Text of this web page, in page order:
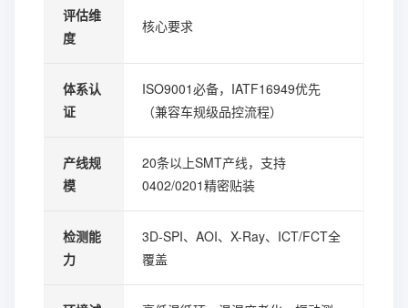
评估维
度
核心要求
体系认
证
ISO9001必备，IATF16949优先
（兼容车规级品控流程）
产线规
模
20条以上SMT产线，支持
0402/0201精密贴装
检测能
力
3D-SPI、AOI、X-Ray、ICT/FCT全
覆盖